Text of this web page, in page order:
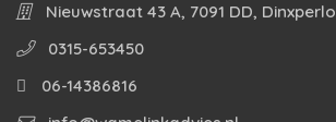
Nieuwstraat 43 A, 7091 DD, Dinxperlo
0315-653450
06-14386816